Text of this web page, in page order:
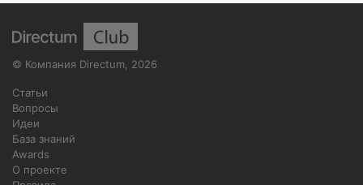
© Компания Directum 2026
Статьи
Вопросы
Идеи
База знаний
Awards
О проекте